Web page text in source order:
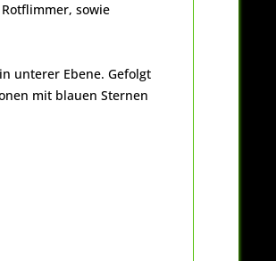
sowie
unterer Ebene. Gefolgt
mit blauen Sternen